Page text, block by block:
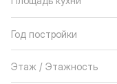
Год постройки
Этаж / Этажность